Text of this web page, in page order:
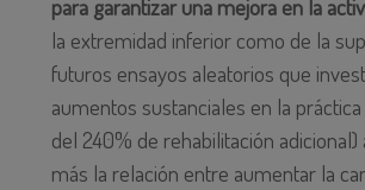
para garantizar una mejora en la
la extremidad inferior como de la
futuros ensayos aleatorios que
aumentos sustanciales en la
del 240% de rehabilitación adicional)
más la relación entre aumentar la